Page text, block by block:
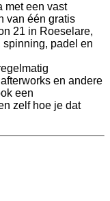
met een vast
van één gratis
21 in Roeselare,
spinning, padel en
en andere
een
zelf hoe je dat